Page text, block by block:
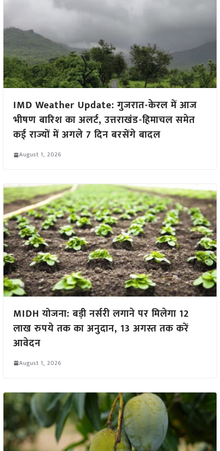
IMD Weather Update: गुजरात-केरल में आज
भीषण बारिश का अलर्ट, उत्तराखंड-हिमाचल समेत
कई राज्यों में अगले 7 दिन बरसेंगे बादल
August 1, 2026
MIDH योजना: बड़ी नर्सरी लगाने पर मिलेगा 12
लाख रुपये तक का अनुदान, 13 अगस्त तक करें
आवेदन
August 1, 2026